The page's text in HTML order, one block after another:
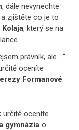
, dále nevynechte
a zjištěte co je to
, který se na
právník, ale …“
oceníte
Formanové.
určitě oceníte
gymnázia o